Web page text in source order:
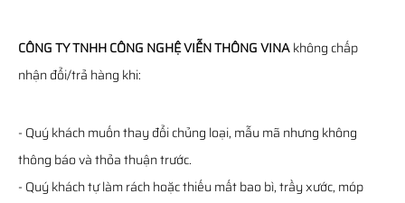
CÔNG TY TNHH CÔNG NGHỆ VIỄN THÔNG VINAkhông chấp
nhận đổi/trả hàng khi:
- Quý khách muốn thay đổi chủng loại, mẫu mã nhưng không
thông báo và thỏa thuận trước.
- Quý khách tự làm rách hoặc thiếu mất bao bì, trầy xước, móp